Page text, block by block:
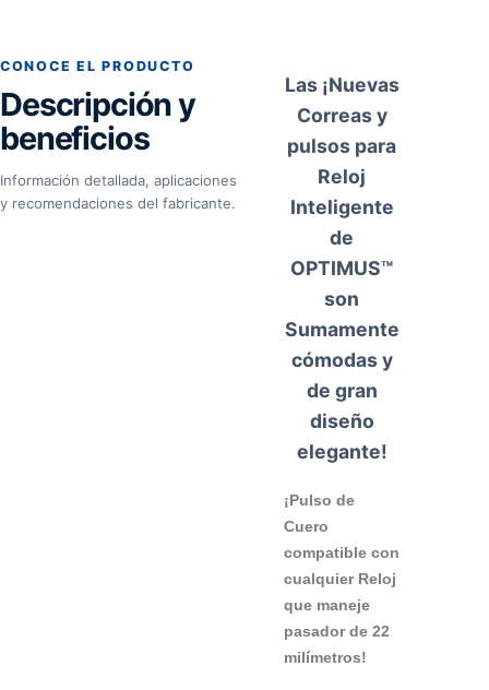
CONOCE EL PRODUCTO
Descripción y
beneficios
Información detallada, aplicaciones
y recomendaciones del fabricante.
Las ¡Nuevas
Correas y
pulsos para
Reloj
Inteligente
de
OPTIMUS™
son
Sumamente
cómodas y
de gran
diseño
elegante!
¡Pulso de
Cuero
compatible con
cualquier Reloj
que maneje
pasador de 22
milímetros!